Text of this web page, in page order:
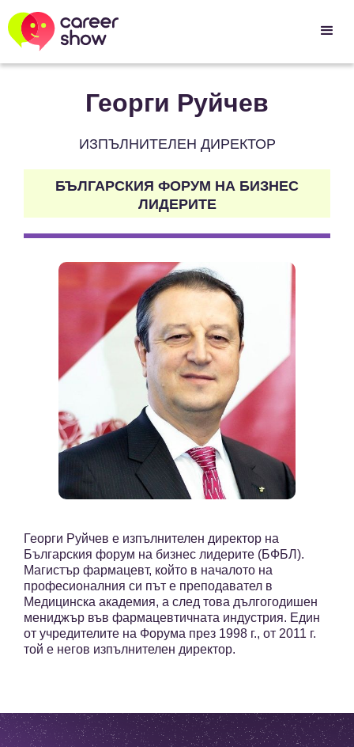
Георги Руйчев
ИЗПЪЛНИТЕЛЕН ДИРЕКТОР
БЪЛГАРСКИЯ ФОРУМ НА БИЗНЕС
ЛИДЕРИТЕ
Георги Руйчев е изпълнителен директор на
Българския форум на бизнес лидерите (БФБЛ).
Магистър фармацевт, който в началото на
професионалния си път е преподавател в
Медицинска академия, а след това дългогодишен
мениджър във фармацевтичната индустрия. Един
от учредителите на Форума през 1998 г., от 2011 г.
той е негов изпълнителен директор.